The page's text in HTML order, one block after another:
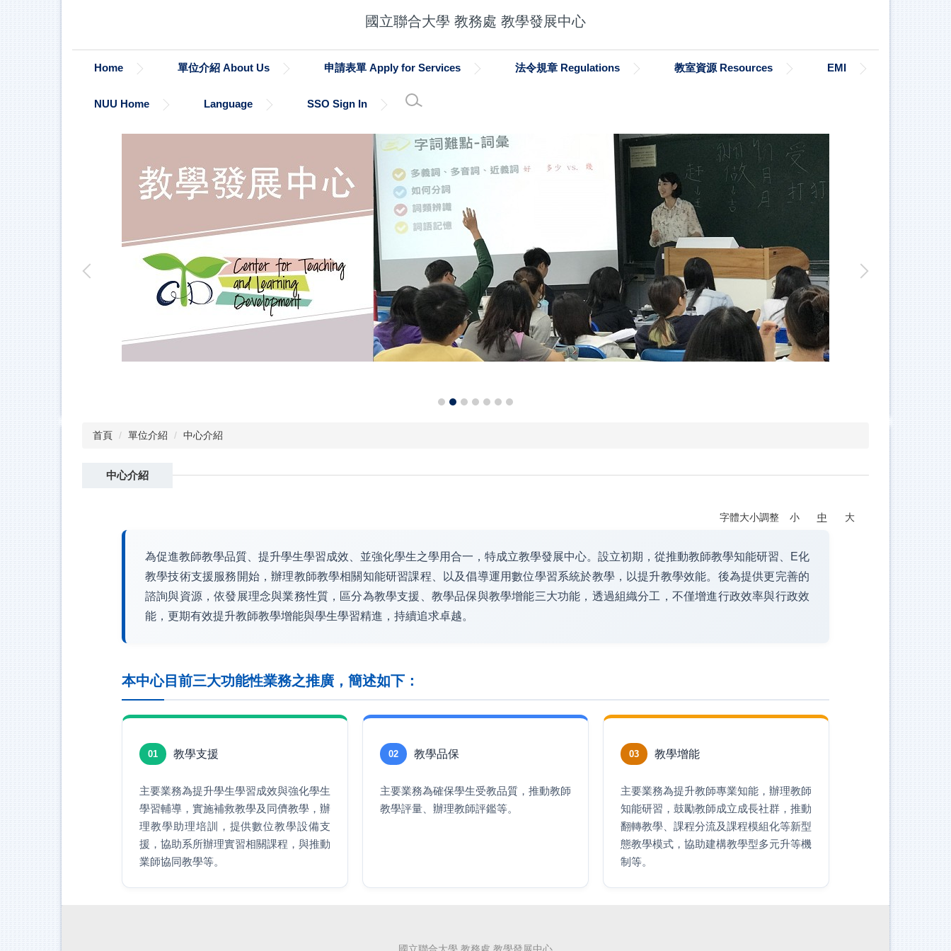
國立聯合大學 教務處 教學發展中心
Home 單位介紹 About Us 申請表單 Apply for Services 法令規章 Regulations 教室資源 Resources EMI
NUU Home Language SSO Sign In
首頁 單位介紹 中心介紹
中心介紹
字體大小調整 小 中 大
為促進教師教學品質、提升學生學習成效、並強化學生之學用合一，特成立教學發展中心。設立初期，從推動教師教學知能研習、E化
教學技術支援服務開始，辦理教師教學相關知能研習課程、以及倡導運用數位學習系統於教學，以提升教學效能。後為提供更完善的
諮詢與資源，依發展理念與業務性質，區分為教學支援、教學品保與教學增能三大功能，透過組織分工，不僅增進行政效率與行政效
能，更期有效提升教師教學增能與學生學習精進，持續追求卓越。
本中心目前三大功能性業務之推廣，簡述如下：
01 教學支援
主要業務為提升學生學習成效與強化學生
學習輔導，實施補救教學及同儕教學，辦
理教學助理培訓，提供數位教學設備支
援，協助系所辦理實習相關課程，與推動
業師協同教學等。
02 教學品保
主要業務為確保學生受教品質，推動教師
教學評量、辦理教師評鑑等。
03 教學增能
主要業務為提升教師專業知能，辦理教師
知能研習，鼓勵教師成立成長社群，推動
翻轉教學、課程分流及課程模組化等新型
態教學模式，協助建構教學型多元升等機
制等。